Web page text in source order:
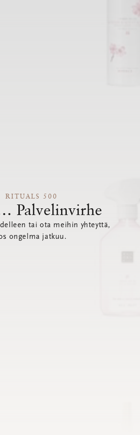
RITUALS 500
Palvelinvirhe
tai ota meihin yhteyttä,
ongelma jatkuu.